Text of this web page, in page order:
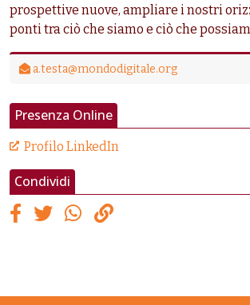
prospettive nuove, ampliare i nostri
ponti tra ciò che siamo e ciò che
a.testa@mondodigitale.org
Presenza Online
Profilo LinkedIn
Condividi